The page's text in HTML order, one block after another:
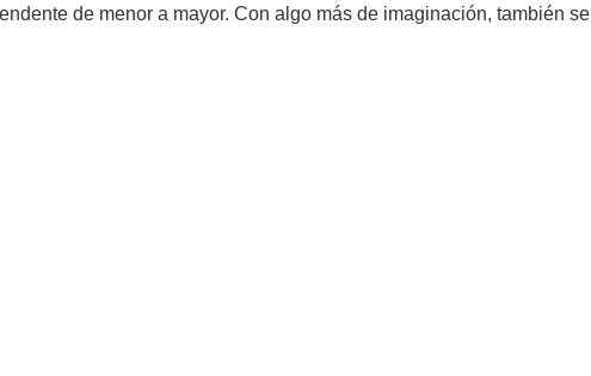
de menor a mayor. Con algo más de imaginación, también se